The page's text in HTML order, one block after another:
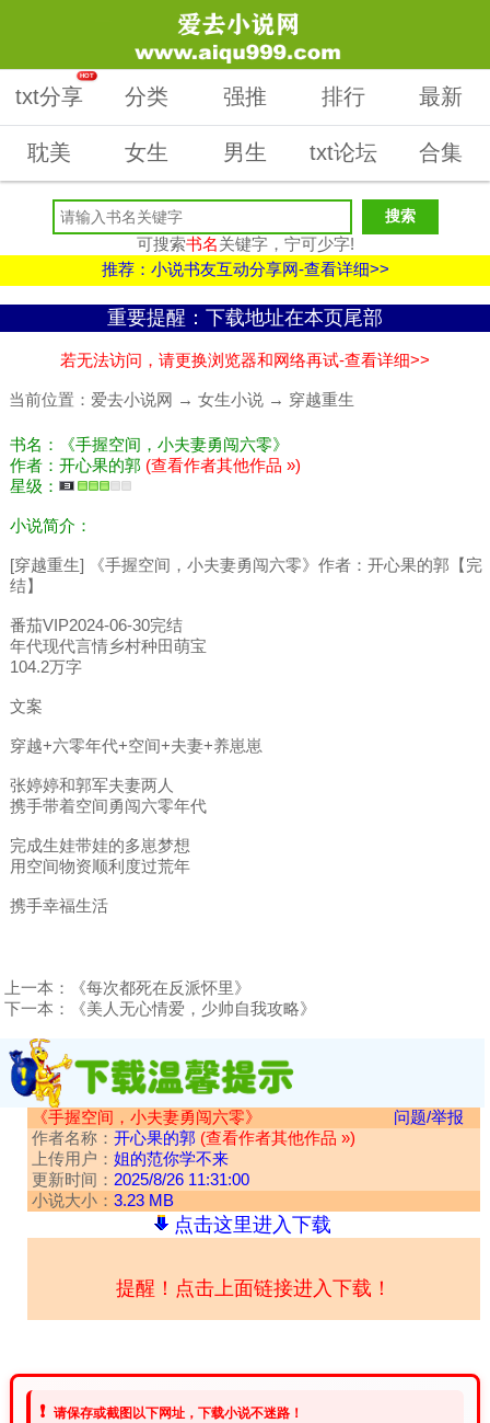
txt分享
HOT
分类 强推 排行 最新
耽美 女生 男生 txt论坛 合集
可搜索书名关键字，宁可少字!
推荐：小说书友互动分享网-查看详细>>
重要提醒：下载地址在本页尾部
若无法访问，请更换浏览器和网络再试-查看详细>>
当前位置： 爱去小说网 → 女生小说 → 穿越重生
书名：《手握空间，小夫妻勇闯六零》
作者：开心果的郭 (查看作者其他作品 »)
星级：
小说简介：
[穿越重生] 《手握空间，小夫妻勇闯六零》作者：开心果的郭【完
结】
番茄VIP2024-06-30完结
年代现代言情乡村种田萌宝
104.2万字
文案
穿越+六零年代+空间+夫妻+养崽崽
张婷婷和郭军夫妻两人
携手带着空间勇闯六零年代
完成生娃带娃的多崽梦想
用空间物资顺利度过荒年
携手幸福生活
上一本：
《每次都死在反派怀里》
下一本：
《美人无心情爱，少帅自我攻略》
《手握空间，小夫妻勇闯六零》
问题/举报
作者名称： 开心果的郭 (查看作者其他作品 »)
上传用户： 姐的范你学不来
更新时间： 2025/8/26 11:31:00
小说大小： 3.23 MB
点击这里进入下载
提醒！点击上面链接进入下载！
❗ 请保存或截图以下网址，下载小说不迷路！